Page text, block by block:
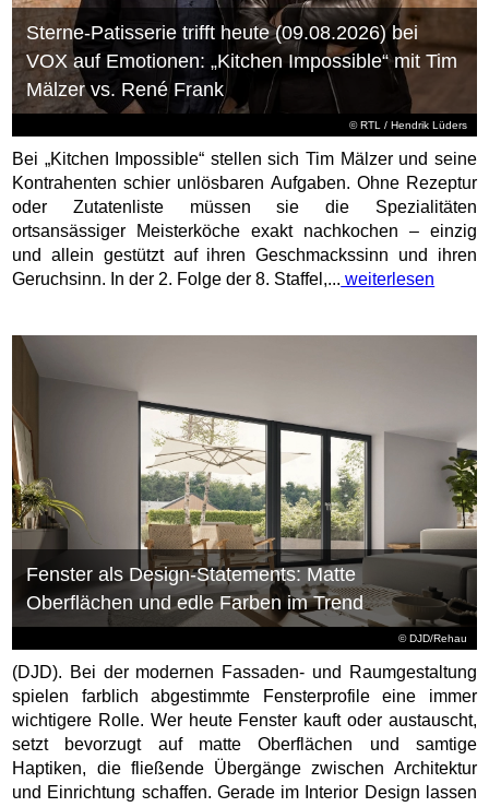
©RTL / Hendrik Lüders
Sterne-Patisserie trifft heute (09.08.2026) bei
VOX auf Emotionen: „Kitchen Impossible“ mit Tim
Mälzer vs. René Frank
Bei „Kitchen Impossible“ stellen sich Tim Mälzer und seine
Kontrahenten schier unlösbaren Aufgaben. Ohne Rezeptur
oder Zutatenliste müssen sie die Spezialitäten
ortsansässiger Meisterköche exakt nachkochen – einzig
und allein gestützt auf ihren Geschmackssinn und ihren
Geruchsinn. In der 2. Folge der 8. Staffel,... weiterlesen
© DJD/Rehau
Fenster als Design-Statements: Matte
Oberflächen und edle Farben im Trend
(DJD). Bei der modernen Fassaden- und Raumgestaltung
spielen farblich abgestimmte Fensterprofile eine immer
wichtigere Rolle. Wer heute Fenster kauft oder austauscht,
setzt bevorzugt auf matte Oberflächen und samtige
Haptiken, die fließende Übergänge zwischen Architektur
und Einrichtung schaffen. Gerade im Interior Design lassen